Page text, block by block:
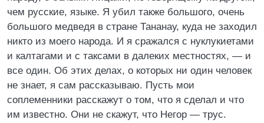
чем русские, языке. Я убил также большого, очень
большого медведя в стране Тананау, куда не заходил
никто из моего народа. И я сражался с нуклукиетами
и калтагами и с таксами в далеких местностях, — и
все один. Об этих делах, о которых ни один человек
не знает, я сам рассказываю. Пусть мои
соплеменники расскажут о том, что я сделал и что
им известно. Они не скажут, что Негор — трус.